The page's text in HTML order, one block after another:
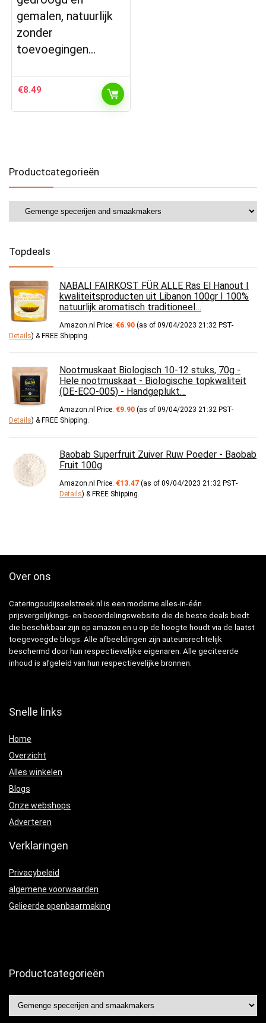
gemalen, natuurlijk
zonder
toevoegingen…
€8.49
Productcategorieën
Topdeals
NABALI FAIRKOST FÜR ALLE Ras El Hanout I
kwaliteitsproducten uit Libanon 100gr I 100%
natuurlijk aromatisch traditioneel…
Amazon.nl Price: €6.90 (as of 09/04/2023 21:32 PST-
Details) &FREE Shipping.
Nootmuskaat Biologisch 10-12 stuks, 70g -
Hele nootmuskaat - Biologische topkwaliteit
(DE-ECO-005) - Handgeplukt…
Amazon.nl Price: €9.90 (as of 09/04/2023 21:32 PST-
Details) &FREE Shipping.
Baobab Superfruit Zuiver Ruw Poeder - Baobab
Fruit 100g
Amazon.nl Price: €13.47 (as of 09/04/2023 21:32 PST-
Details) &FREE Shipping.
Over ons
Cateringoudijsselstreek.nl is een moderne alles-in-één
prijsvergelijkings- en beoordelingswebsite die de beste deals biedt
die beschikbaar zijn op amazon en u op de hoogte houdt via de laatst
toegevoegde blogs. Alle afbeeldingen zijn auteursrechtelijk
beschermd door hun respectievelijke eigenaren. Alle geciteerde
inhoud is afgeleid van hun respectievelijke bronnen.
Snelle links
Home
Overzicht
Alles winkelen
Blogs
Onze webshops
Adverteren
Verklaringen
Privacybeleid
algemene voorwaarden
Gelieerde openbaarmaking
Productcategorieën